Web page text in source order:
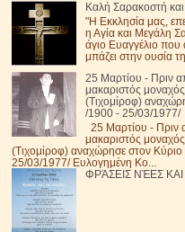
Καλή Σαρακοστή
"Η Εκκλησία μας,
η Αγία και Μεγάλη
άγιο Ευαγγέλιο
μπάζει στην ουσία
25 Μαρτίου - Πριν
μακαριστός μοναχός
(Τιχομίροφ)
/1900 - 25/03/1977/
25 Μαρτίου - Πριν
μακαριστός μοναχός
(Τιχομίροφ) αναχώρησε στον
25/03/1977/ Ευλογημένη Κο...
ΦΡΆΣΕΙΣ ΝΈΕΣ ΚΑΙ